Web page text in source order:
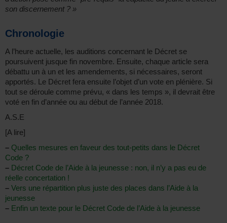
son discernement ? »
Chronologie
A l’heure actuelle, les auditions concernant le Décret se
poursuivent jusque fin novembre. Ensuite, chaque article sera
débattu un à un et les amendements, si nécessaires, seront
apportés. Le Décret fera ensuite l’objet d’un vote en plénière. Si
tout se déroule comme prévu, « dans les temps », il devrait être
voté en fin d’année ou au début de l’année 2018.
A.S.E
[A lire]
– Quelles mesures en faveur des tout-petits dans le Décret
Code ?
– Décret Code de l’Aide à la jeunesse : non, il n’y a pas eu de
réelle concertation !
– Vers une répartition plus juste des places dans l’Aide à la
jeunesse
– Enfin un texte pour le Décret Code de l’Aide à la jeunesse